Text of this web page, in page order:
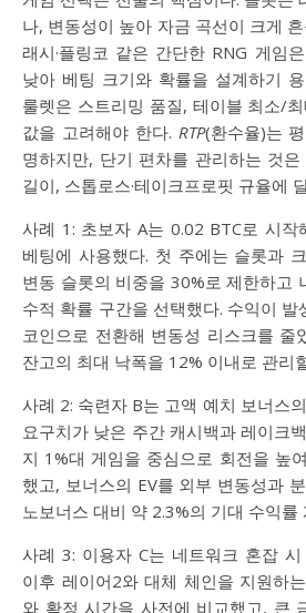
나, 변동성이 높아 자금 곡선이 크게
래시·플링코 같은 간단한 RNG 게임
낮아 베팅 크기와 확률을 설계하기
룰렛은 스트리밍 품질, 테이블 최소/
값을 고려해야 한다. RTP(환수율)는
명하지만, 단기 편차를 관리하는 것
길이, 스톱로스·테이크프로핏 규율에
사례 1: 초보자 A는 0.02 BTC로 시작
베팅에 사용했다. 첫 주에는 슬롯과
변동 슬롯의 비중을 30%로 제한하고
수적 확률 구간을 선택했다. 수익이
코인으로 전환해 변동성 리스크를 줄
잔고의 최대 낙폭을 12% 이내로 관리
사례 2: 숙련자 B는 고액 예치 보너스
요구치가 낮은 주간 캐시백과 레이크
지 1%대 게임을 중심으로 회전을 높
했고, 보너스의 EV를 외부 변동성과
노보너스 대비 약 2.3%의 기대 수익률
사례 3: 이용자 C는 네트워크 혼잡
이후 레이어2와 대체 체인을 지원하
와 확정 시간을 사전에 비교했고, 큰